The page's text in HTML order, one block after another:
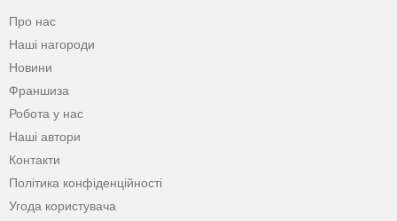
Про нас
Наші нагороди
Новини
Франшиза
Робота у нас
Наші автори
Контакти
Політика конфіденційності
Угода користувача